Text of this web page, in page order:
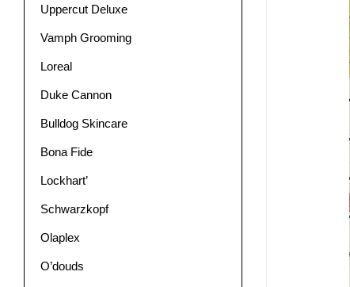
Uppercut Deluxe
Vamph Grooming
Loreal
Duke Cannon
Bulldog Skincare
Bona Fide
Lockhart’
Schwarzkopf
Olaplex
O’douds